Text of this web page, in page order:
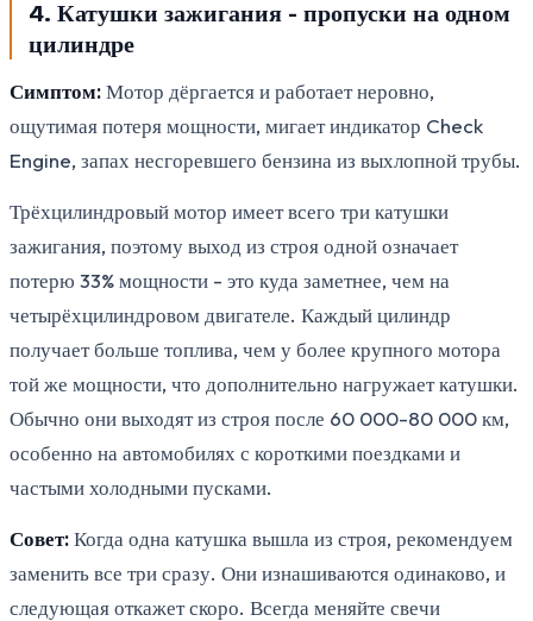
4. Катушки зажигания - пропуски на одном
цилиндре
Симптом:Мотор дёргается и работает неровно,
ощутимая потеря мощности, мигает индикатор Check
Engine, запах несгоревшего бензина из выхлопной трубы.
Трёхцилиндровый мотор имеет всего три катушки
зажигания, поэтому выход из строя одной означает
потерю 33% мощности - это куда заметнее, чем на
четырёхцилиндровом двигателе. Каждый цилиндр
получает больше топлива, чем у более крупного мотора
той же мощности, что дополнительно нагружает катушки.
Обычно они выходят из строя после 60 000-80 000 км,
особенно на автомобилях с короткими поездками и
частыми холодными пусками.
Совет:Когда одна катушка вышла из строя, рекомендуем
заменить все три сразу. Они изнашиваются одинаково, и
следующая откажет скоро. Всегда меняйте свечи